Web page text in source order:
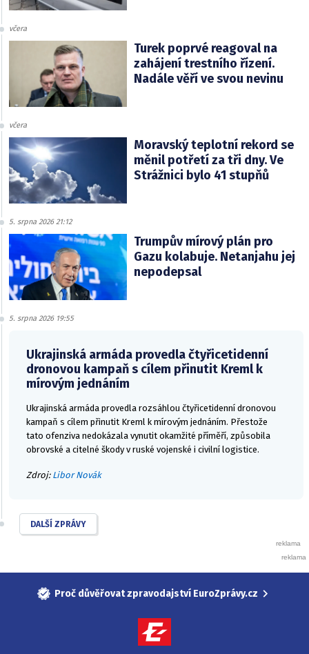
včera
Turek poprvé reagoval na
zahájení trestního řízení.
Nadále věří ve svou nevinu
včera
Moravský teplotní rekord se
měnil potřetí za tři dny. Ve
Strážnici bylo 41 stupňů
5. srpna 2026 21:12
Trumpův mírový plán pro
Gazu kolabuje. Netanjahu jej
nepodepsal
5. srpna 2026 19:55
Ukrajinská armáda provedla čtyřicetidenní
dronovou kampaň s cílem přinutit Kreml k
mírovým jednáním
Ukrajinská armáda provedla rozsáhlou čtyřicetidenní dronovou
kampaň s cílem přinutit Kreml k mírovým jednáním. Přestože
tato ofenziva nedokázala vynutit okamžité příměří, způsobila
obrovské a citelné škody v ruské vojenské i civilní logistice.
Zdroj: Libor Novák
DALŠÍ ZPRÁVY
Proč důvěřovat zpravodajství EuroZprávy.cz